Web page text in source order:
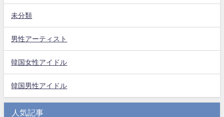
未分類
男性アーティスト
韓国女性アイドル
韓国男性アイドル
人気記事